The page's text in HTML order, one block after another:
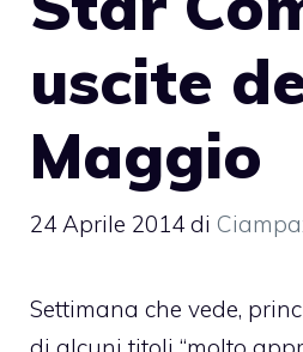
uscite
Maggio
24 Aprile 2014 di
Settimana che vede,